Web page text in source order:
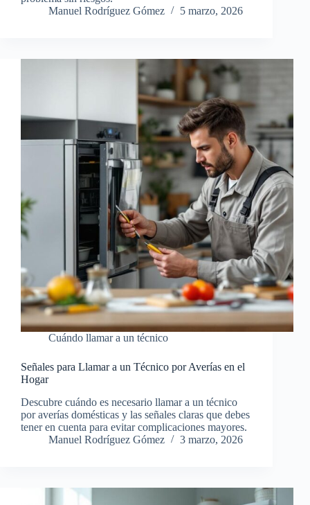
Manuel Rodríguez Gómez
5 marzo, 2026
Cuándo llamar a un técnico
Señales para Llamar a un Técnico por Averías en el
Hogar
Descubre cuándo es necesario llamar a un técnico
por averías domésticas y las señales claras que debes
tener en cuenta para evitar complicaciones mayores.
Manuel Rodríguez Gómez
3 marzo, 2026